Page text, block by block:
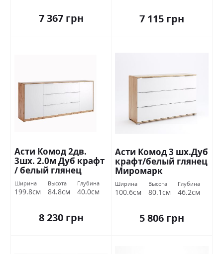
7 367 грн 7 115 грн
Асти Комод 2дв.
3шх. 2.0м Дуб крафт
/ белый глянец
Миромарк
Ширина
199.8см
Высота
84.8см
Глубина
40.0см
8 230 грн
Асти Комод 3 шх.Дуб
крафт/белый глянец
Миромарк
Ширина
100.6см
Высота
80.1см
Глубина
46.2см
5 806 грн